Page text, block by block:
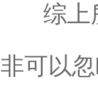
综上所
非可以